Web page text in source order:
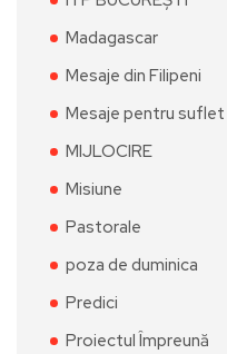
Madagascar
Mesaje din Filipeni
Mesaje pentru suflet
MIJLOCIRE
Misiune
Pastorale
poza de duminica
Predici
Proiectul Împreună